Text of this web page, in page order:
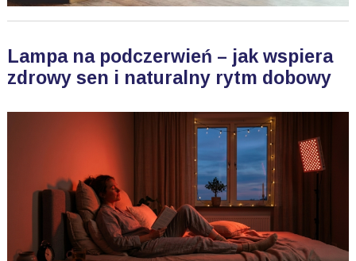
Lampa na podczerwień – jak wspiera
zdrowy sen i naturalny rytm dobowy